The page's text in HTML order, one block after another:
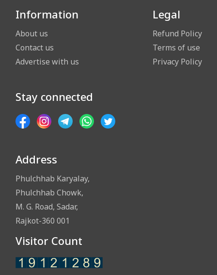
Information
About us
Contact us
Advertise with us
Legal
Refund Policy
Terms of use
Privacy Policy
Stay connected
Address
Phulchhab Karyalay,
Phulchhab Chowk,
M. G. Road, Sadar,
Rajkot-360 001
Visitor Count